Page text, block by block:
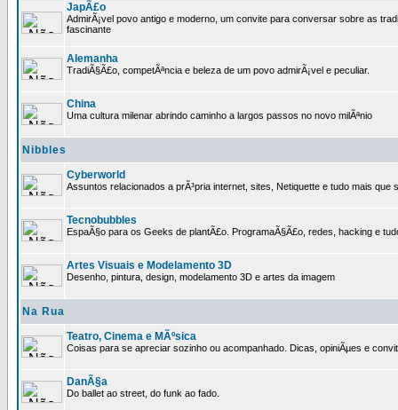
JapÃ£o
AdmirÃ¡vel povo antigo e moderno, um convite para conversar sobre as
fascinante
Alemanha
TradiÃ§Ã£o, competÃªncia e beleza de um povo admirÃ¡vel e peculiar.
China
Uma cultura milenar abrindo caminho a largos passos no novo milÃªnio
Nibbles
Cyberworld
Assuntos relacionados a prÃ³pria internet, sites, Netiquette e tudo mais que
Tecnobubbles
EspaÃ§o para os Geeks de plantÃ£o. ProgramaÃ§Ã£o, redes, hacking e
Artes Visuais e Modelamento 3D
Desenho, pintura, design, modelamento 3D e artes da imagem
Na Rua
Teatro, Cinema e MÃºsica
Coisas para se apreciar sozinho ou acompanhado. Dicas, opiniÃµes e
DanÃ§a
Do ballet ao street, do funk ao fado.